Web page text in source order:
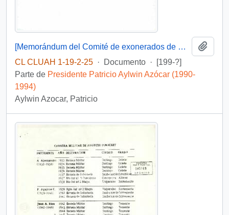
[Memorándum del Comité de exonerados de Magallanes]
CL CLUAH 1-19-2-25 · Documento ·
[199-?]
Parte de Presidente Patricio Aylwin Azócar (1990-
1994)
Aylwin Azocar, Patricio